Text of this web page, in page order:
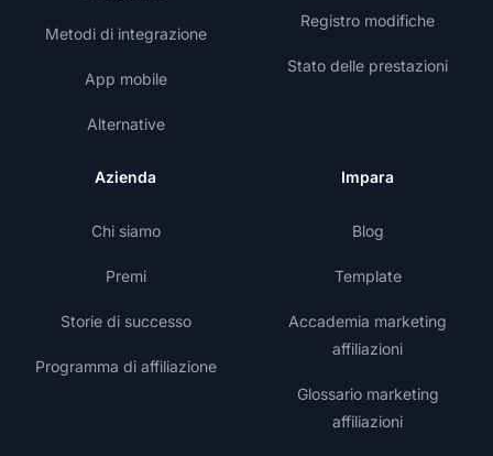
Metodi di integrazione
App mobile
Alternative
Registro modifiche
Stato delle prestazioni
Azienda
Chi siamo
Premi
Storie di successo
Programma di affiliazione
Impara
Blog
Template
Accademia marketing
affiliazioni
Glossario marketing
affiliazioni